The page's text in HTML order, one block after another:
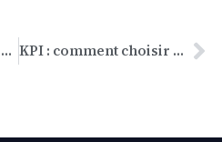
Découvrez l’essentiel de la HSE en un clin d’œil : PDF gratuit + Quiz géant de 100 questions ! 🚀 KPI : comment choisir les bons indicateurs pour piloter votre activité (et éviter la « mesure pour la mesure »)